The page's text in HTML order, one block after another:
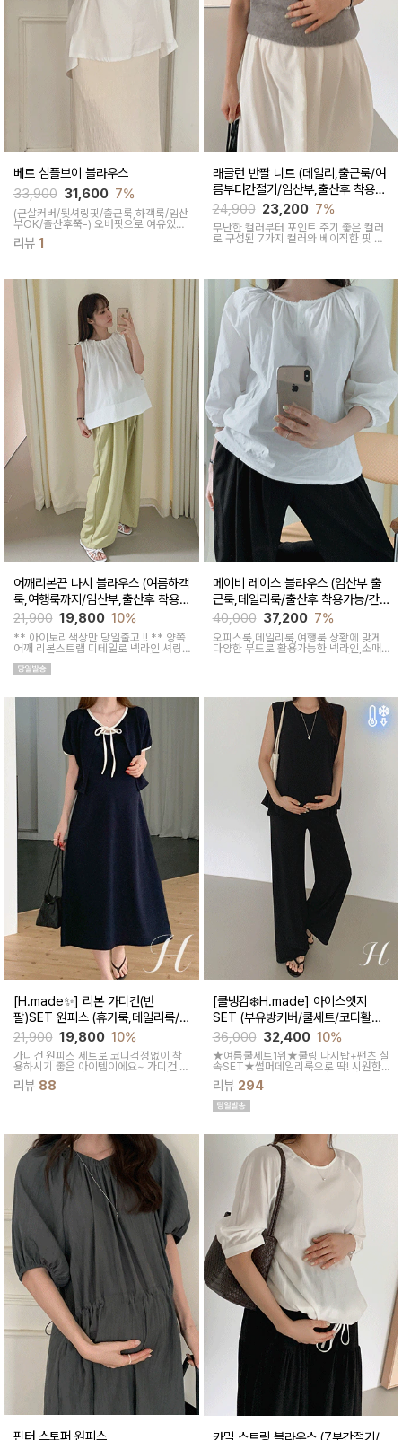
베르 심플브이 블라우스
33,900 31,600 7%
(군살커버/뒷셔링핏/출근룩,하객룩/임산
부OK/출산후쭉-) 오버핏으로 여유있게
착용되면서 브이넥라인 포인트로 여성스
러운 포인트가 되어 출근룩 데일리룩으
리뷰 1
래글런 반팔 니트 (데일리,출근룩/여
름부터간절기/임산부,출산후 착용가
능)
24,900 23,200 7%
무난한 컬러부터 포인트 주기 좋은 컬러
로 구성된 7가지 컬러와 베이직한 핏 심
어깨리본끈 나시 블라우스 (여름하객
룩,여행룩까지/임산부,출산후 착용가
능)
21,900 19,800 10%
** 아이보리색상만 당일출고 !! ** 양쪽
어깨 리본스트랩 디테일로 넥라인 셔링
조절이 가능해 무드에 맞게 여성스럽고
러블리한 아웃핏 연출해주며 앞부분 스
용하기 좋은 블라우스
메이비 레이스 블라우스 (임산부 출
근룩,데일리룩/출산후 착용가능/간
절기까지)
40,000 37,200 7%
오피스룩,데일리룩,여행룩 상황에 맞게
다양한 무드로 활용가능한 넥라인,소매
라인 은은한 레이스 디테일이 사랑스러
[H.made✨] 리본 가디건(반
팔)SET 원피스 (휴가룩,데일리룩/체
형완벽커버/임산부,출산후 누구나
OK)
21,900 19,800 10%
가디건 원피스 세트로 코디걱정없이 착
용하시기 좋은 아이템이에요~ 가디건 배
색라인과 리본매듭으로 포인트를 줘 꾸
안꾸룩으로 활용하기 좋아요
리뷰 88
[쿨냉감❄️H.made] 아이스엣지
SET (부유방커버/쿨세트/코디활용
굿/출근룩,데일리룩)
36,000 32,400 10%
★여름쿨세트1위★쿨링 나시탑+팬츠 실
속SET★썸머데일리룩으로 딱! 시원한
감촉에 신축성 좋고 통기성쿨링원단으로
한여름까지 가뿐하게~!
리뷰 294
핀터 스토퍼 원피스 카밀 스트링 블라우스 (7부간절기/